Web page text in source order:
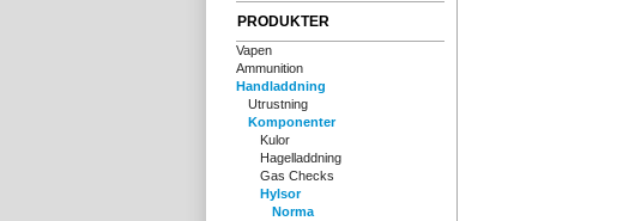
PRODUKTER
Vapen
Ammunition
Handladdning
Utrustning
Komponenter
Kulor
Hagelladdning
Gas Checks
Hylsor
Norma